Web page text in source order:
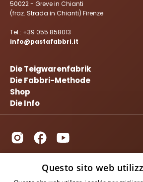
50022 - Greve in Chianti
(fraz. Strada in Chianti) Firenze
Tel.: +39 055 858013
info@pastafabbri.it
Die Teigwarenfabrik
Die Fabbri-Methode
Shop
Die Info
Questo sito web